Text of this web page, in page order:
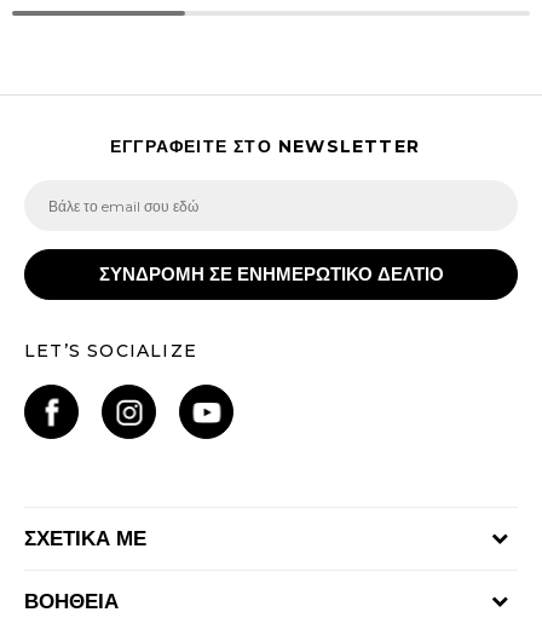
ΕΓΓΡΑΦΕΙΤΕ ΣΤΟ NEWSLETTER
ΣΥΝΔΡΟΜΗ ΣΕ ΕΝΗΜΕΡΩΤΙΚΟ ΔΕΛΤΙΟ
LET’S SOCIALIZE
ΣΧΕΤΙΚΑ ΜΕ
ΒΟΗΘΕΙΑ